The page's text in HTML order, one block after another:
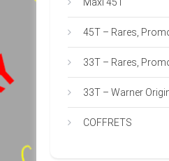
45T – Rares,
33T – Rares,
33T – Warner
COFFRETS